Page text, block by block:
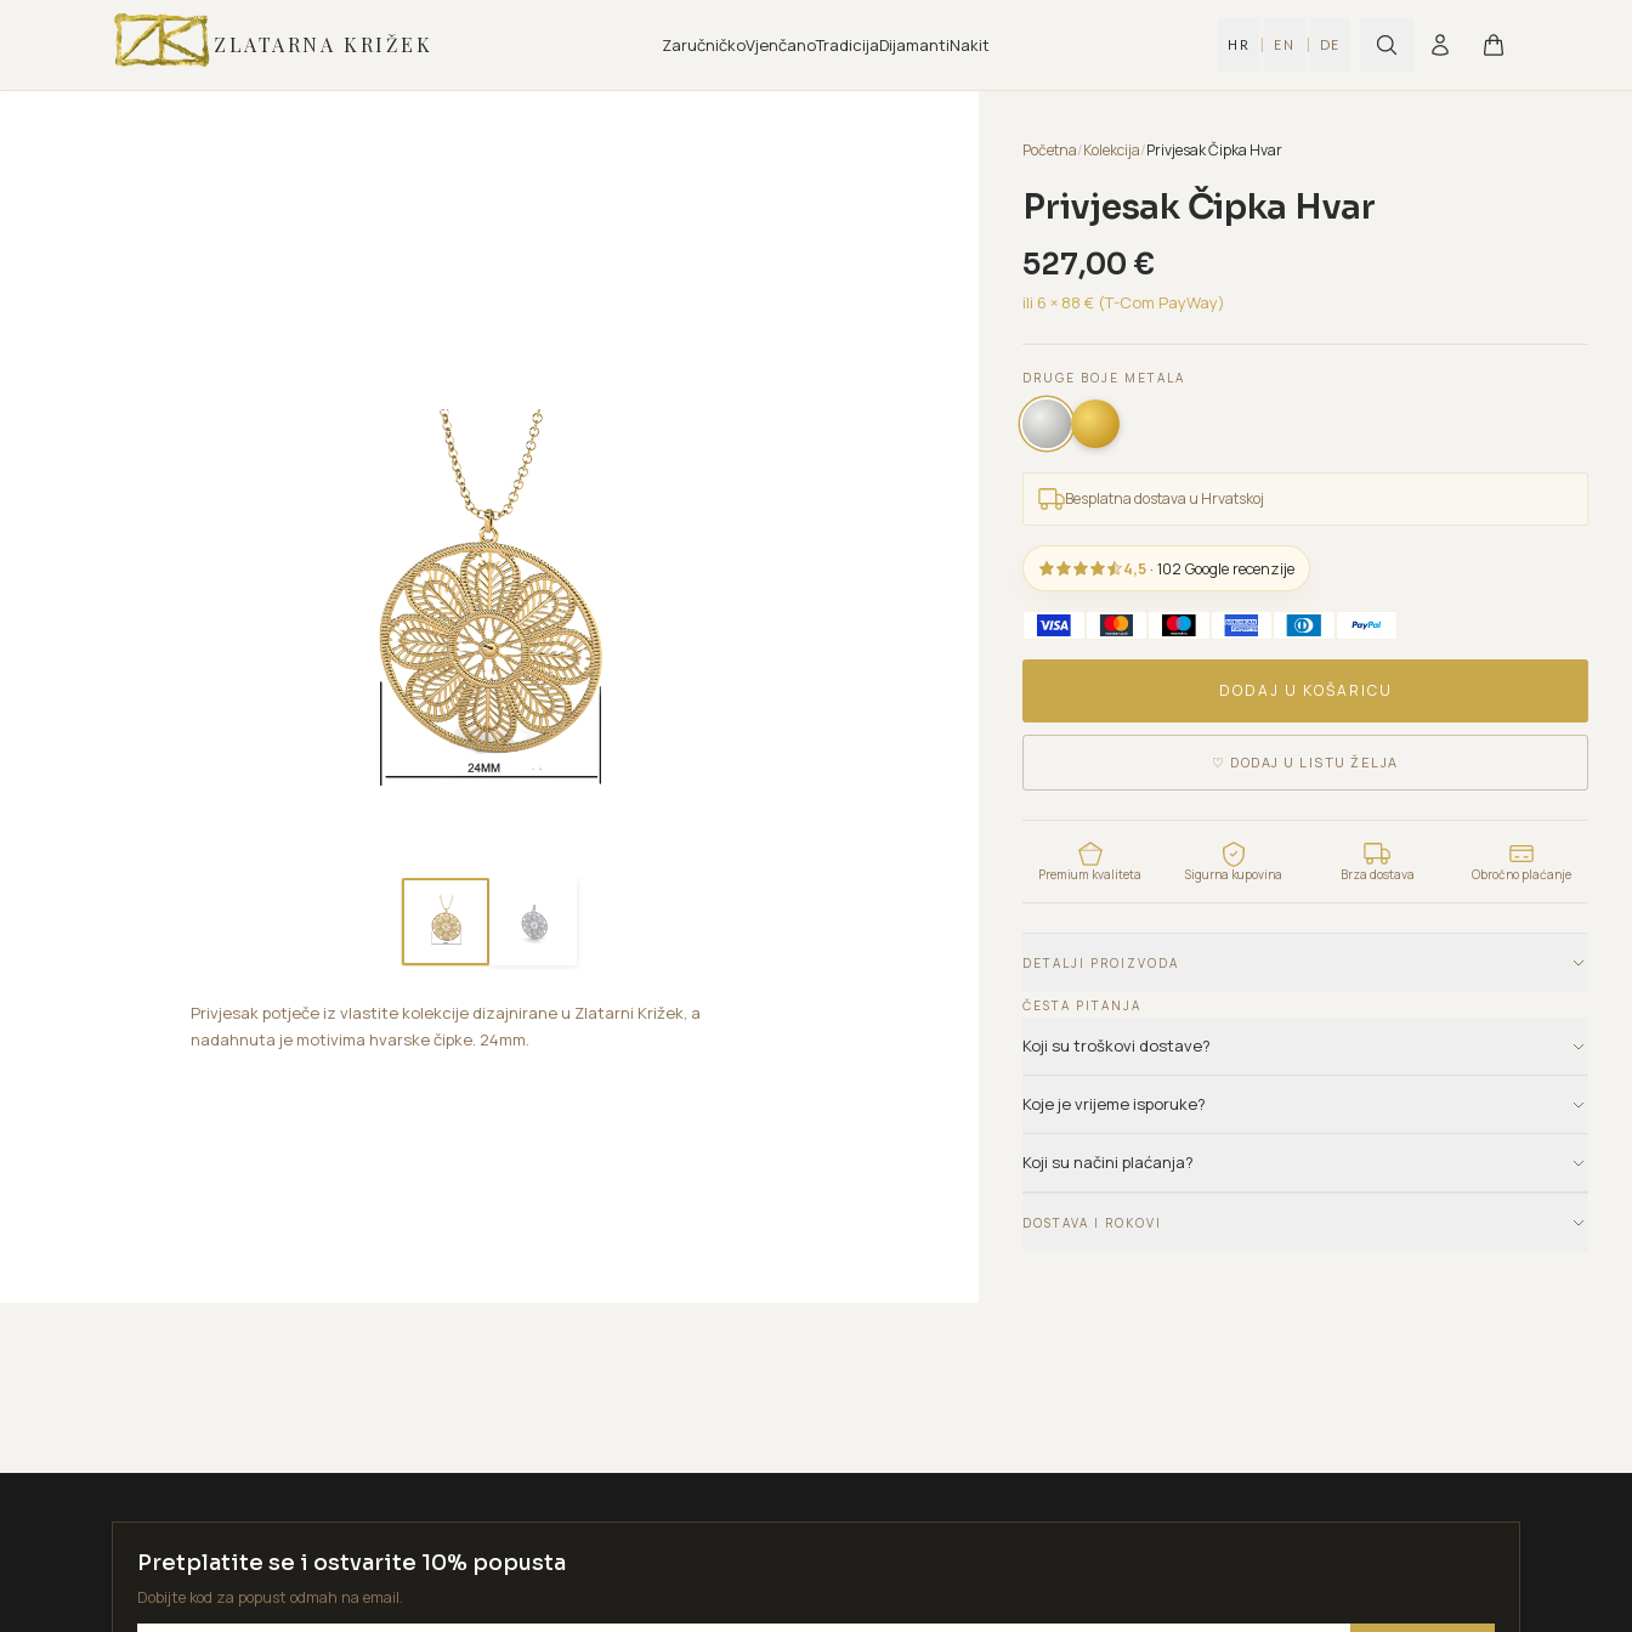
ZLATARNA KRIŽEK ZaručničkoVjenčanoTradicijaDijamantiNakit HR | EN | DE
Privjesak potječe iz vlastite kolekcije dizajnirane u Zlatarni Križek, a
nadahnuta je motivima hvarske čipke. 24mm.
Početna/Kolekcija/Privjesak Čipka Hvar
Privjesak Čipka Hvar
527,00 €
ili 6 × 88 € (T-Com PayWay)
DRUGE BOJE METALA
Besplatna dostava u Hrvatskoj
4,5 · 102 Google recenzije
DODAJ U KOŠARICU
♡ DODAJ U LISTU ŽELJA
Premium kvaliteta Sigurna kupovina Brza dostava Obročno plaćanje
DETALJI PROIZVODA
ČESTA PITANJA
Koji su troškovi dostave?
Koje je vrijeme isporuke?
Koji su načini plaćanja?
DOSTAVA I ROKOVI
Pretplatite se i ostvarite 10% popusta
Dobijte kod za popust odmah na email.